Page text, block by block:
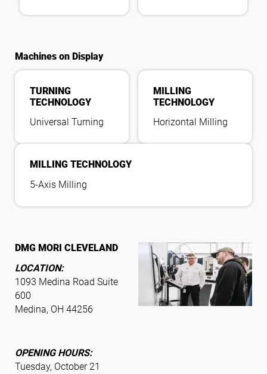
Machines on Display
TURNING
TECHNOLOGY
Universal Turning
MILLING
TECHNOLOGY
Horizontal Milling
MILLING TECHNOLOGY
5-Axis Milling
DMG MORI CLEVELAND
LOCATION:
1093 Medina Road Suite
600
Medina, OH 44256
OPENING HOURS:
Tuesday, October 21